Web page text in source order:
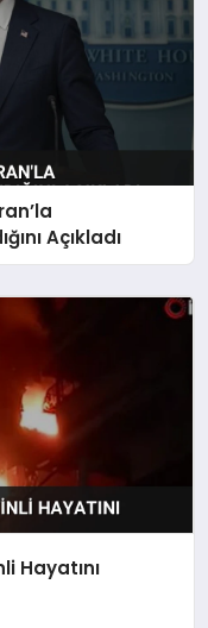
Açıkladı
Hayatını